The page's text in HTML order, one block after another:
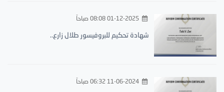
01-12-2025 08:08 صباحاً
شهادة تحكيم للبروفيسور طلال زارع..
11-06-2024 06:32 صباحاً